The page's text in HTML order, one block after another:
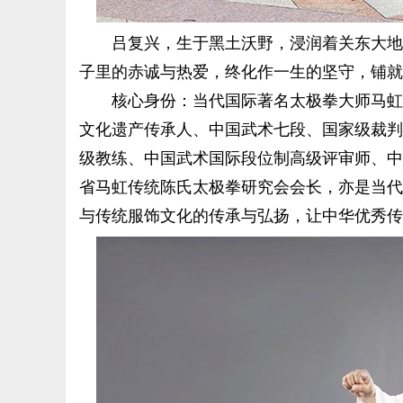
吕复兴，生于黑土沃野，浸润着关东大地
子里的赤诚与热爱，终化作一生的坚守，铺
核心身份：当代国际著名太极拳大师马虹
文化遗产传承人、中国武术七段、国家级裁
级教练、中国武术国际段位制高级评审师、
省马虹传统陈氏太极拳研究会会长，亦是当
与传统服饰文化的传承与弘扬，让中华优秀